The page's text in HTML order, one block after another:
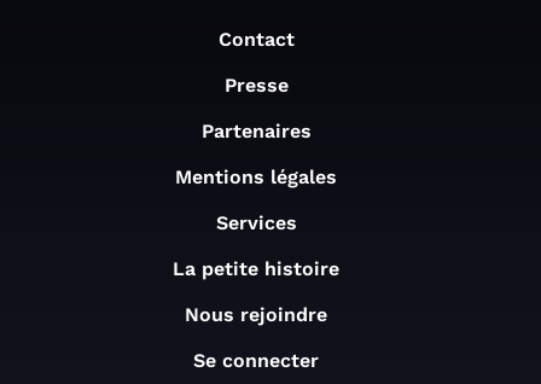
Contact
Presse
Partenaires
Mentions légales
Services
La petite histoire
Nous rejoindre
Se connecter